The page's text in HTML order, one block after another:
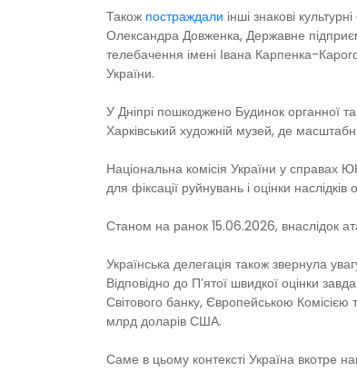
Також постраждали інші знакові
Олександра Довженка, Державне
телебачення імені Івана Карпенка-
України.
У Дніпрі пошкоджено Будинок органної
Харківський художній музей, де
Національна комісія України у справах
для фіксації руйнувань і оцінки наслідків
Станом на ранок 15.06.2026, внаслідок
Українська делегація також звернула
Відповідно до П’ятої швидкої оцінки
Світового банку, Європейською Комісією
млрд доларів США.
Саме в цьому контексті Україна вкотре